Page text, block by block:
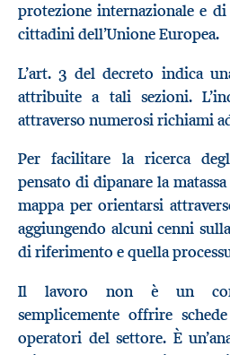
protezione internazionale e
cittadini dell’Unione Europea.
L’art. 3 del decreto indica
attribuite a tali sezioni.
attraverso numerosi richiami
Per facilitare la ricerca
pensato di dipanare la
mappa per orientarsi
aggiungendo alcuni cenni
di riferimento e quella
Il lavoro non è un
semplicemente offrire
operatori del settore. È